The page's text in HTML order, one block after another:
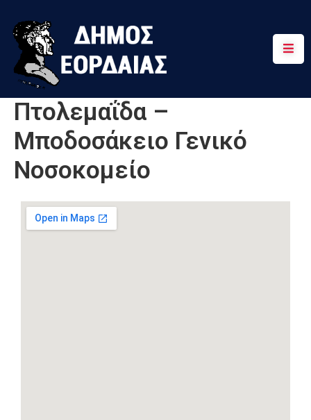
Αρχική
Πτολεμαΐδα
Κοινότητες
Χρήσιμα
Πτολεμαΐδα –
Μποδοσάκειο Γενικό
Νοσοκομείο